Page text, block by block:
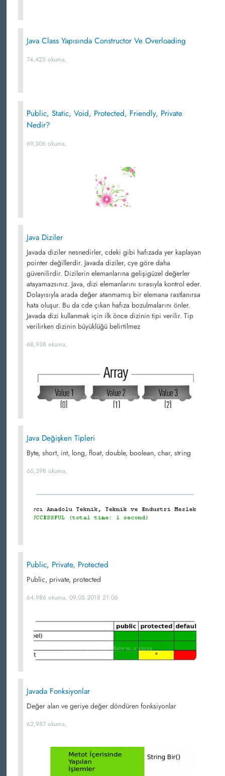
Java Class Yapısında Constructor Ve Overloading
74,425 okuma,
Public, Static, Void, Protected, Friendly, Private
Nedir?
69,306 okuma,
Java Diziler
Javada diziler nesnedirler, cdeki gibi hafızada yer kaplayan
pointer değillerdir. Javada diziler, cye göre daha
güvenilirdir. Dizilerin elemanlarına gelişigüzel değerler
atayamazsınız. Java, dizi elemanlarını sırasıyla kontrol eder.
Dolayısıyla arada değer atanmamış bir elemana rastlanırsa
hata oluşur. Bu da cde çıkan hafıza bozulmalarını önler.
Javada dizi kullanmak için ilk önce dizinin tipi verilir. Tip
verilirken dizinin büyüklüğü belirtilmez
68,938 okuma,
Java Değişken Tipleri
Byte, short, int, long, float, double, boolean, char, string
66,398 okuma,
Public, Private, Protected
Public, private, protected
64,986 okuma, 09.05.2018 21:06
Javada Fonksiyonlar
Değer alan ve geriye değer döndüren fonksiyonlar
62,987 okuma,